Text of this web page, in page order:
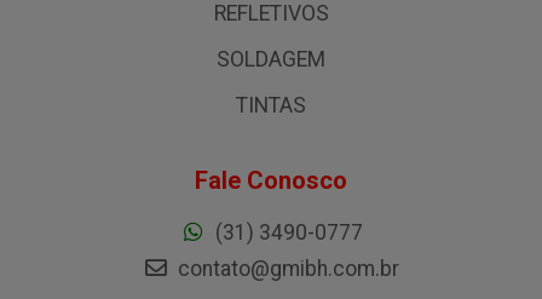
REFLETIVOS
SOLDAGEM
TINTAS
Fale Conosco
(31) 3490-0777
contato@gmibh.com.br